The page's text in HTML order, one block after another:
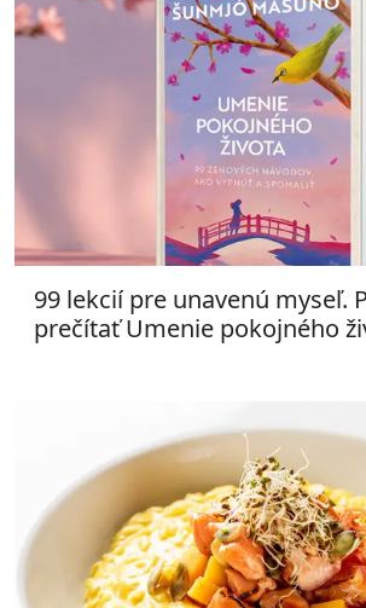
99 lekcií pre unavenú myseľ.
prečítať Umenie pokojného